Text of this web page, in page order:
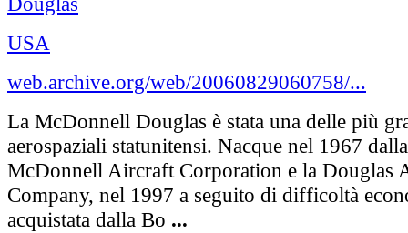
USA
web.archive.org/web/20060829060758/...
La McDonnell Douglas è stata una delle più
aerospaziali statunitensi. Nacque nel 1967
McDonnell Aircraft Corporation e la Douglas
Company, nel 1997 a seguito di difficoltà
acquistata dalla Bo ...